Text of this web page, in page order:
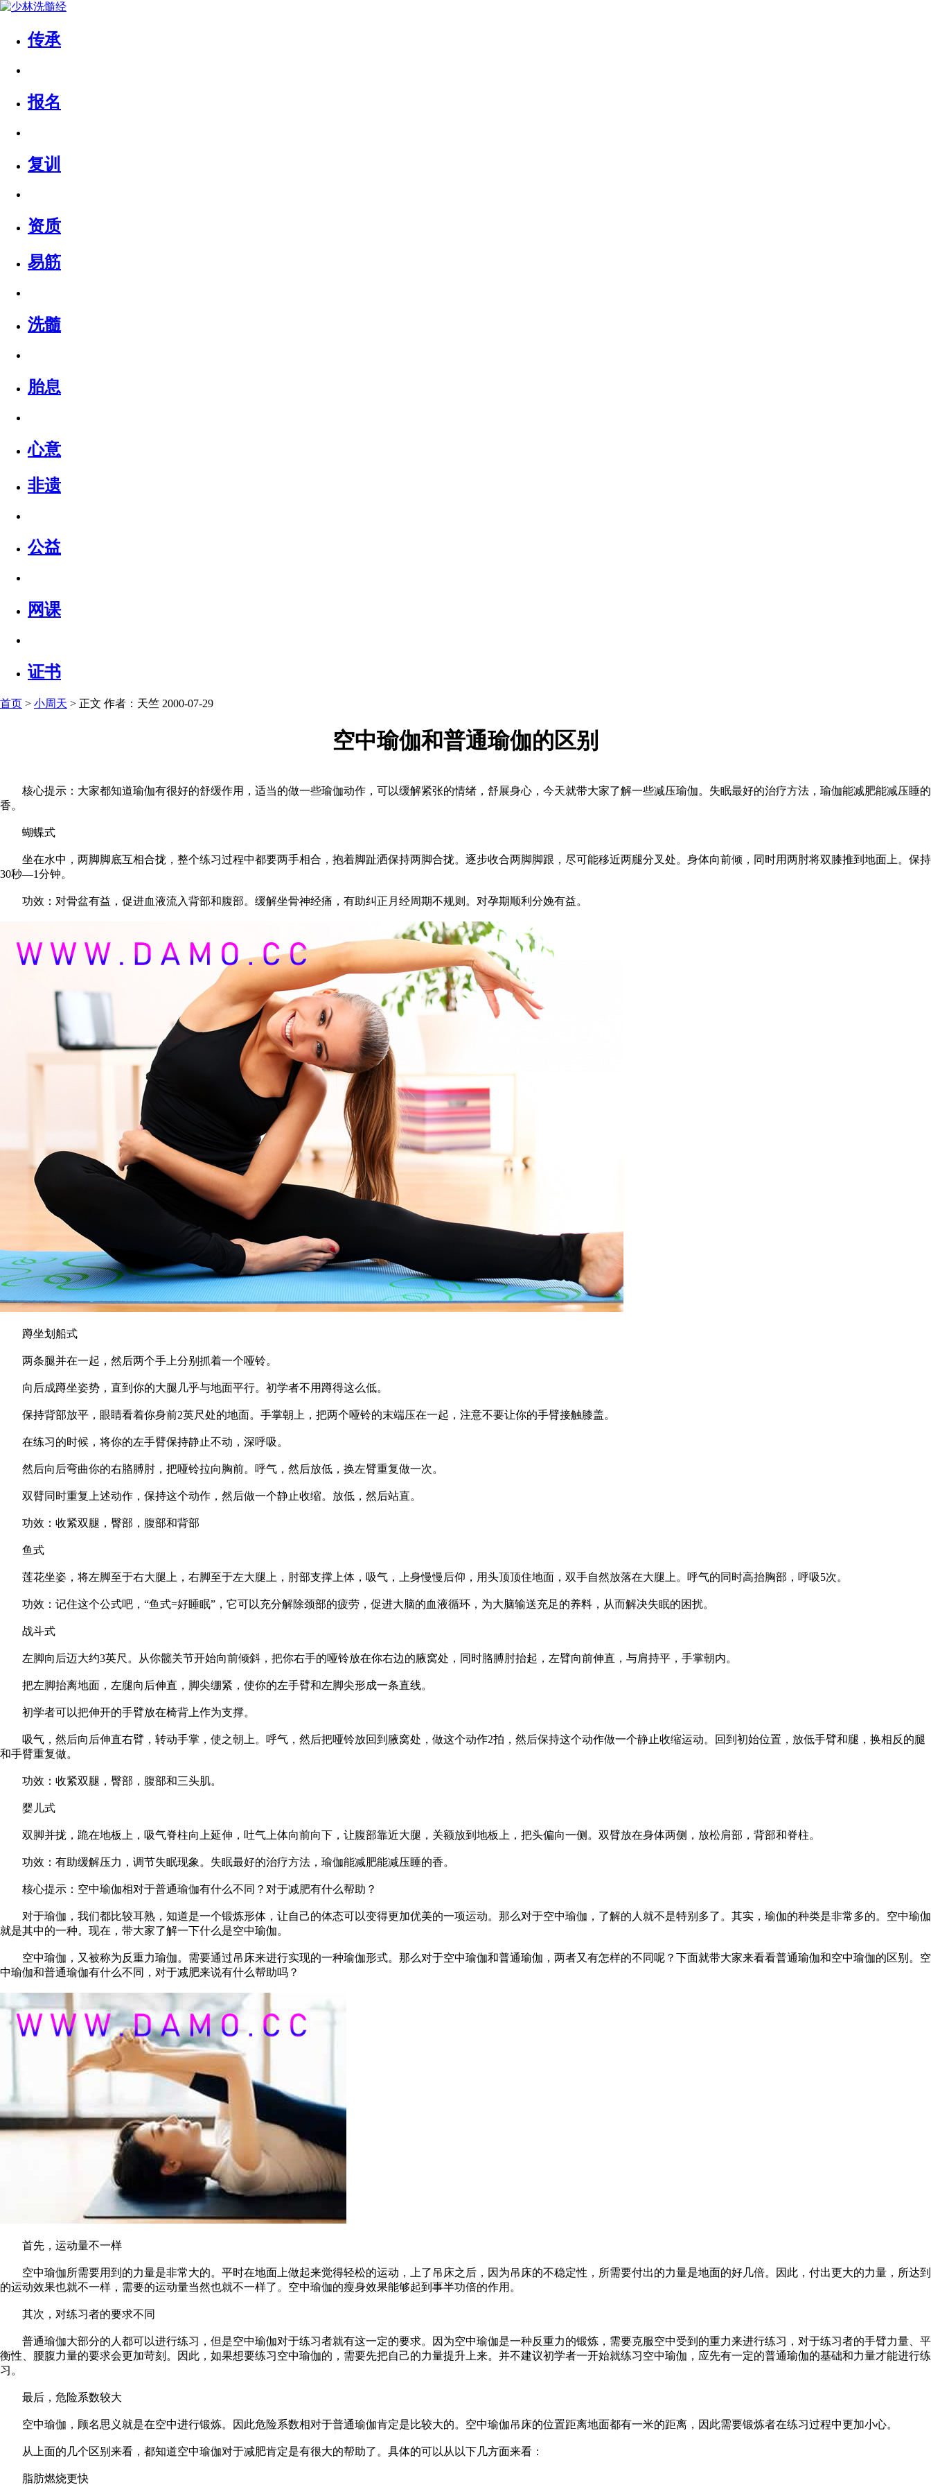
传承
报名
复训
资质
易筋
洗髓
胎息
心意
非遗
公益
网课
证书
首页 > 小周天 > 正文 作者：天竺 2000-07-29
空中瑜伽和普通瑜伽的区别
核心提示：大家都知道瑜伽有很好的舒缓作用，适当的做一些瑜伽动作，可以缓解紧张的情绪，舒展身心，今天就带大家了解一些减压瑜伽。失眠最好的治疗方法，瑜伽能减肥能减压睡的
香。
蝴蝶式
坐在水中，两脚脚底互相合拢，整个练习过程中都要两手相合，抱着脚趾洒保持两脚合拢。逐步收合两脚脚跟，尽可能移近两腿分叉处。身体向前倾，同时用两肘将双膝推到地面上。保持
30秒—1分钟。
功效：对骨盆有益，促进血液流入背部和腹部。缓解坐骨神经痛，有助纠正月经周期不规则。对孕期顺利分娩有益。
蹲坐划船式
两条腿并在一起，然后两个手上分别抓着一个哑铃。
向后成蹲坐姿势，直到你的大腿几乎与地面平行。初学者不用蹲得这么低。
保持背部放平，眼睛看着你身前2英尺处的地面。手掌朝上，把两个哑铃的末端压在一起，注意不要让你的手臂接触膝盖。
在练习的时候，将你的左手臂保持静止不动，深呼吸。
然后向后弯曲你的右胳膊肘，把哑铃拉向胸前。呼气，然后放低，换左臂重复做一次。
双臂同时重复上述动作，保持这个动作，然后做一个静止收缩。放低，然后站直。
功效：收紧双腿，臀部，腹部和背部
鱼式
莲花坐姿，将左脚至于右大腿上，右脚至于左大腿上，肘部支撑上体，吸气，上身慢慢后仰，用头顶顶住地面，双手自然放落在大腿上。呼气的同时高抬胸部，呼吸5次。
功效：记住这个公式吧，“鱼式=好睡眠”，它可以充分解除颈部的疲劳，促进大脑的血液循环，为大脑输送充足的养料，从而解决失眠的困扰。
战斗式
左脚向后迈大约3英尺。从你髋关节开始向前倾斜，把你右手的哑铃放在你右边的腋窝处，同时胳膊肘抬起，左臂向前伸直，与肩持平，手掌朝内。
把左脚抬离地面，左腿向后伸直，脚尖绷紧，使你的左手臂和左脚尖形成一条直线。
初学者可以把伸开的手臂放在椅背上作为支撑。
吸气，然后向后伸直右臂，转动手掌，使之朝上。呼气，然后把哑铃放回到腋窝处，做这个动作2拍，然后保持这个动作做一个静止收缩运动。回到初始位置，放低手臂和腿，换相反的腿
和手臂重复做。
功效：收紧双腿，臀部，腹部和三头肌。
婴儿式
双脚并拢，跪在地板上，吸气脊柱向上延伸，吐气上体向前向下，让腹部靠近大腿，关额放到地板上，把头偏向一侧。双臂放在身体两侧，放松肩部，背部和脊柱。
功效：有助缓解压力，调节失眠现象。失眠最好的治疗方法，瑜伽能减肥能减压睡的香。
核心提示：空中瑜伽相对于普通瑜伽有什么不同？对于减肥有什么帮助？
对于瑜伽，我们都比较耳熟，知道是一个锻炼形体，让自己的体态可以变得更加优美的一项运动。那么对于空中瑜伽，了解的人就不是特别多了。其实，瑜伽的种类是非常多的。空中瑜伽
就是其中的一种。现在，带大家了解一下什么是空中瑜伽。
空中瑜伽，又被称为反重力瑜伽。需要通过吊床来进行实现的一种瑜伽形式。那么对于空中瑜伽和普通瑜伽，两者又有怎样的不同呢？下面就带大家来看看普通瑜伽和空中瑜伽的区别。空
中瑜伽和普通瑜伽有什么不同，对于减肥来说有什么帮助吗？
首先，运动量不一样
空中瑜伽所需要用到的力量是非常大的。平时在地面上做起来觉得轻松的运动，上了吊床之后，因为吊床的不稳定性，所需要付出的力量是地面的好几倍。因此，付出更大的力量，所达到
的运动效果也就不一样，需要的运动量当然也就不一样了。空中瑜伽的瘦身效果能够起到事半功倍的作用。
其次，对练习者的要求不同
普通瑜伽大部分的人都可以进行练习，但是空中瑜伽对于练习者就有这一定的要求。因为空中瑜伽是一种反重力的锻炼，需要克服空中受到的重力来进行练习，对于练习者的手臂力量、平
衡性、腰腹力量的要求会更加苛刻。因此，如果想要练习空中瑜伽的，需要先把自己的力量提升上来。并不建议初学者一开始就练习空中瑜伽，应先有一定的普通瑜伽的基础和力量才能进行练
习。
最后，危险系数较大
空中瑜伽，顾名思义就是在空中进行锻炼。因此危险系数相对于普通瑜伽肯定是比较大的。空中瑜伽吊床的位置距离地面都有一米的距离，因此需要锻炼者在练习过程中更加小心。
从上面的几个区别来看，都知道空中瑜伽对于减肥肯定是有很大的帮助了。具体的可以从以下几方面来看：
脂肪燃烧更快